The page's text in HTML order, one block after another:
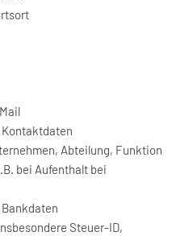
Abteilung, Funktion
bei Aufenthalt bei
Steuer-ID,